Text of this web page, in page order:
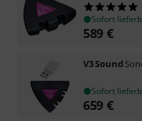
Sofort
589 €
V3 Sound
Sofort
659 €